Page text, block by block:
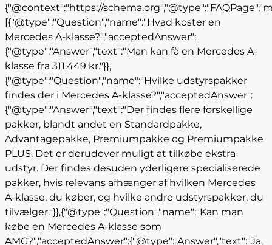
{"@context":"https://
[{"@type":"Question","name":"Hvad koster en
Mercedes A-klasse?","acceptedAnswer":
{"@type":"Answer","text":"Man kan få en Mercedes A-
klasse fra 311.449 kr."}},
{"@type":"Question","name":"Hvilke udstyrspakker
findes der i Mercedes A-klasse?","acceptedAnswer":
{"@type":"Answer","text":"Der findes flere forskellige
pakker, blandt andet en Standardpakke,
Advantagepakke, Premiumpakke og Premiumpakke
PLUS. Det er derudover muligt at tilkøbe ekstra
udstyr. Der findes desuden yderligere specialiserede
pakker, hvis relevans afhænger af hvilken Mercedes
A-klasse, du køber, og hvilke andre udstyrspakker, du
tilvælger."}},{"@type":"Question","name":"Kan man
købe en Mercedes A-klasse som
AMG?","acceptedAnswer":{"@type":"Answer","text":"Ja,